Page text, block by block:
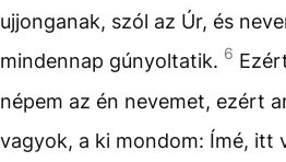
ujjonganak, szól az Úr, és
mindennap gúnyoltatik. 6
népem az én nevemet, ezért
vagyok, a ki mondom: Ímé, itt